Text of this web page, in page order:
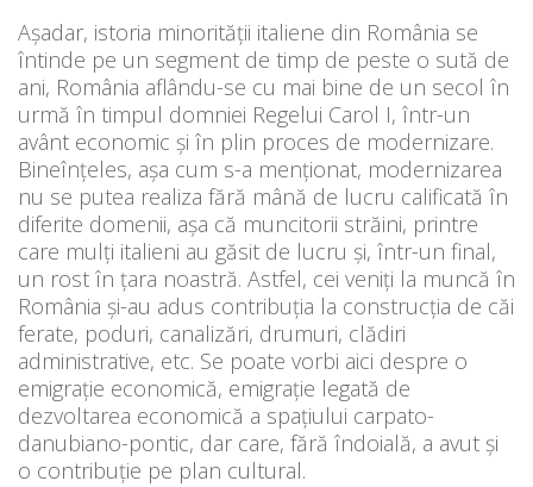
Aşadar, istoria minorității italiene din România se
întinde pe un segment de timp de peste o sută de
ani, România aflându-se cu mai bine de un secol în
urmă în timpul domniei Regelui Carol I, într-un
avânt economic și în plin proces de modernizare.
Bineînțeles, aşa cum s-a menţionat, modernizarea
nu se putea realiza fără mână de lucru calificată în
diferite domenii, așa că muncitorii străini, printre
care mulți italieni au găsit de lucru și, într-un final,
un rost în țara noastră. Astfel, cei veniți la muncă în
România și-au adus contribuţia la construcția de căi
ferate, poduri, canalizări, drumuri, clădiri
administrative, etc. Se poate vorbi aici despre o
emigrație economică, emigrație legată de
dezvoltarea economică a spațiului carpato-
danubiano-pontic, dar care, fără îndoială, a avut şi
o contribuţie pe plan cultural.